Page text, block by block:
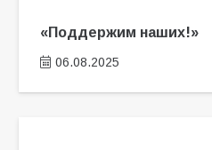
«Поддержим наших!»
06.08.2025